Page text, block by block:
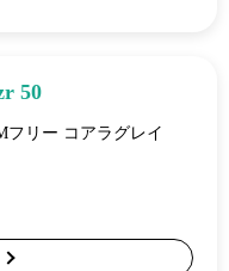
50
フリー コアラグレイ